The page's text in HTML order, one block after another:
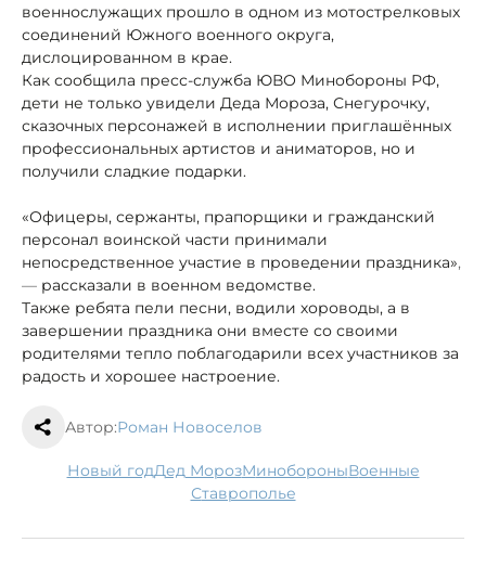
военнослужащих прошло в одном из мотострелковых
соединений Южного военного округа,
дислоцированном в крае.
Как сообщила пресс-служба ЮВО Минобороны РФ,
дети не только увидели Деда Мороза, Снегурочку,
сказочных персонажей в исполнении приглашённых
профессиональных артистов и аниматоров, но и
получили сладкие подарки.
«Офицеры, сержанты, прапорщики и гражданский
персонал воинской части принимали
непосредственное участие в проведении праздника»,
— рассказали в военном ведомстве.
Также ребята пели песни, водили хороводы, а в
завершении праздника они вместе со своими
родителями тепло поблагодарили всех участников за
радость и хорошее настроение.
Автор:Роман Новоселов
новый год Дед Мороз минобороны военные
Ставрополье